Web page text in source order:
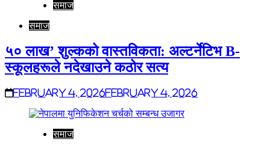
समाज
समाज
५० लाख’ शुल्कको वास्तविकता: अल्टर्नेटिभ B-
स्कूलहरूले नदेखाउने कठोर सत्य
February 4, 2026February 4, 2026
समाज